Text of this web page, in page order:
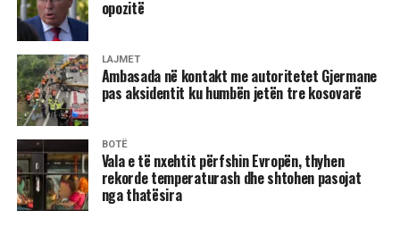
opozitë
LAJMET
Ambasada në kontakt me autoritetet Gjermane
pas aksidentit ku humbën jetën tre kosovarë
BOTË
Vala e të nxehtit përfshin Evropën, thyhen
rekorde temperaturash dhe shtohen pasojat
nga thatësira